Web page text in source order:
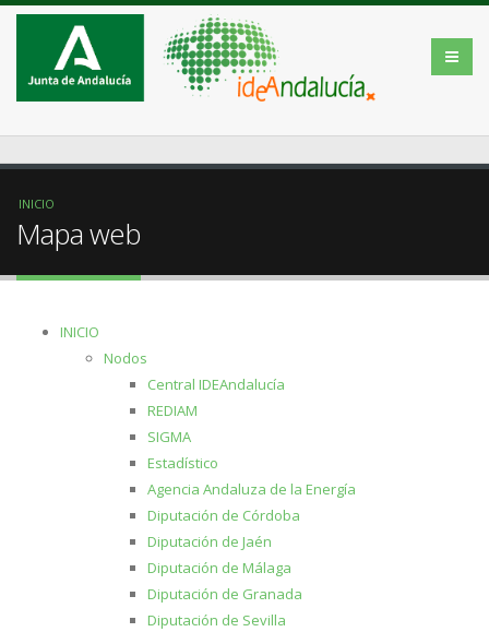
INICIO
Mapa web
INICIO
Nodos
Central IDEAndalucía
REDIAM
SIGMA
Estadístico
Agencia Andaluza de la Energía
Diputación de Córdoba
Diputación de Jaén
Diputación de Málaga
Diputación de Granada
Diputación de Sevilla